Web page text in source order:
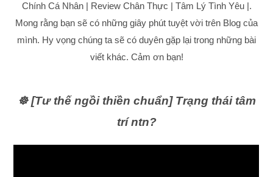
Chính Cá Nhân | Review Chân Thực | Tâm Lý Tình Yêu |.
Mong rằng bạn sẽ có những giây phút tuyệt vời trên Blog của
mình. Hy vọng chúng ta sẽ có duyên gặp lại trong những bài
viết khác. Cảm ơn bạn!
☸️ [Tư thế ngồi thiền chuẩn] Trạng thái tâm
trí ntn?